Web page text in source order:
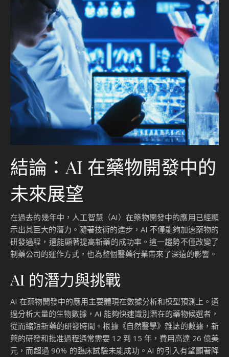
結論：AI 在藥物開發中的
未來展望
在過去的幾年中，人工智慧（AI）在藥物開發中的應用已經顯
示出其巨大的潛力。隨著技術的進步，AI 不僅能夠加速藥物的
研發過程，還能顯著提高新藥的成功率。這一趨勢不僅改變了
制藥公司的運作方式，也為整個醫藥行業帶來了深遠的影響。
AI 的潛力與挑戰
AI 在藥物開發中的應用主要體現在數據分析和模型預測上。通
過分析大量的生物數據，AI 能夠快速識別潛在的藥物候選者，
從而縮短新藥的研發時間。根據《自然醫學》雜誌的數據，新
藥的研發和批准過程通常需要 12 到 15 年，費用高達 26 億美
元，而超過 90% 的臨床試驗未能成功。AI 的引入有望顯著降